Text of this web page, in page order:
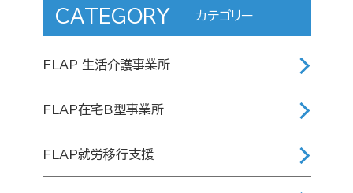
CATEGORY カテゴリー
FLAP 生活介護事業所
FLAP在宅B型事業所
FLAP就労移行支援